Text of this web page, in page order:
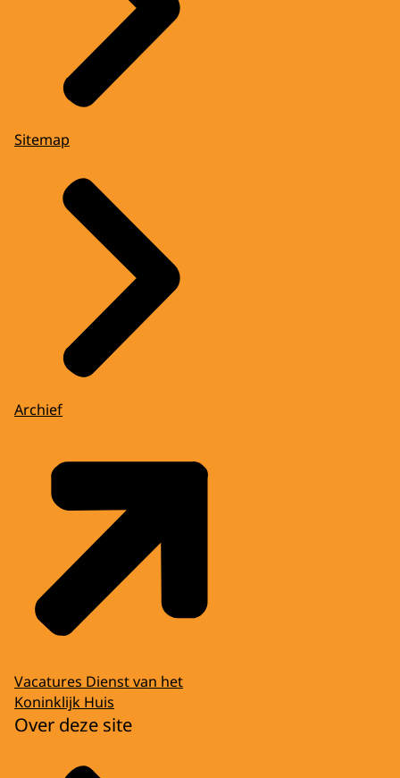
Sitemap
Archief
Vacatures Dienst van het
Koninklijk Huis
Over deze site